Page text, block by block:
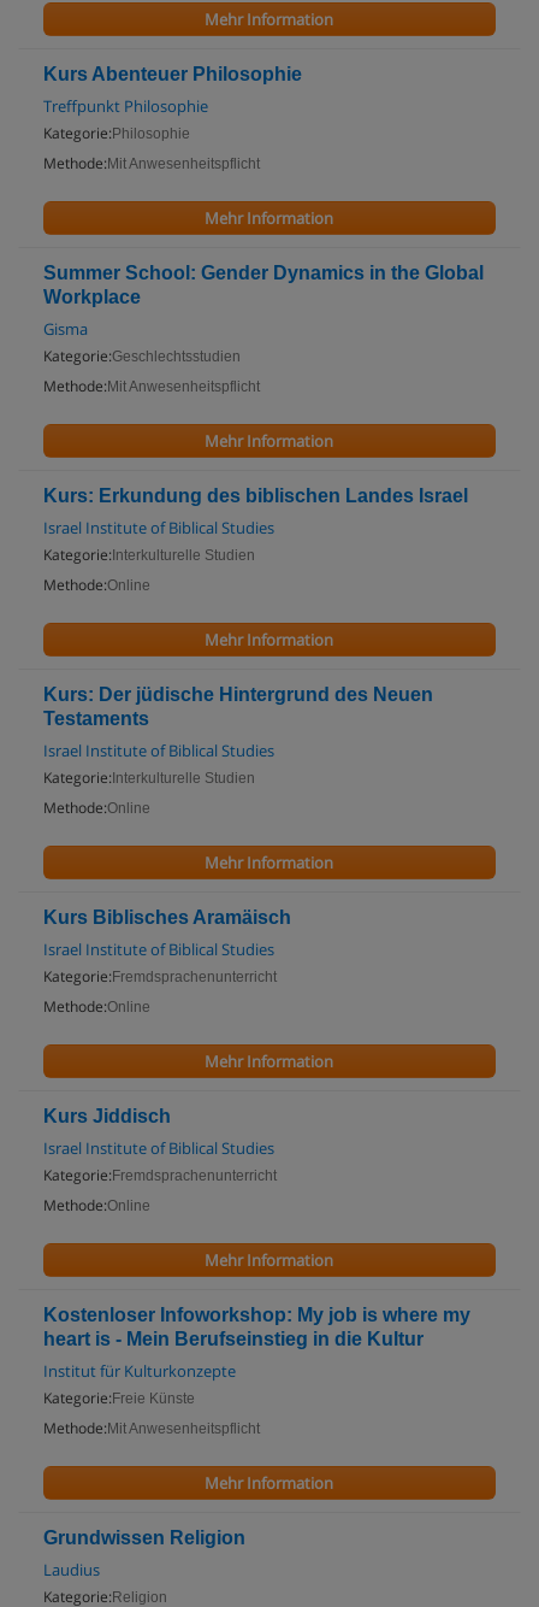
Mehr Information
Kurs Abenteuer Philosophie
Treffpunkt Philosophie
Kategorie: Philosophie
Methode: Mit Anwesenheitspflicht
Mehr Information
Summer School: Gender Dynamics in the Global
Workplace
Gisma
Kategorie:Geschlechtsstudien
Methode: Mit Anwesenheitspflicht
Mehr Information
Kurs: Erkundung des biblischen Landes Israel
Israel Institute of Biblical Studies
Kategorie: Interkulturelle Studien
Methode:Online
Mehr Information
Kurs: Der jüdische Hintergrund des Neuen
Testaments
Israel Institute of Biblical Studies
Kategorie: Interkulturelle Studien
Methode:Online
Mehr Information
Kurs Biblisches Aramäisch
Israel Institute of Biblical Studies
Kategorie: Fremdsprachenunterricht
Methode:Online
Mehr Information
Kurs Jiddisch
Israel Institute of Biblical Studies
Kategorie: Fremdsprachenunterricht
Methode:Online
Mehr Information
Kostenloser Infoworkshop: My job is where my
heart is - Mein Berufseinstieg in die Kultur
Institut für Kulturkonzepte
Kategorie: Freie Künste
Methode: Mit Anwesenheitspflicht
Mehr Information
Grundwissen Religion
Laudius
Kategorie: Religion